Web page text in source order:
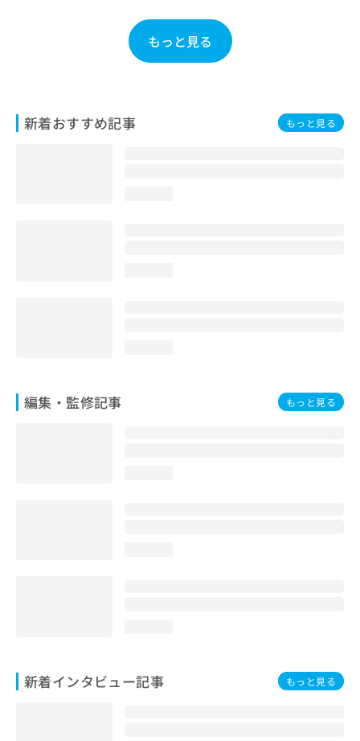
もっと見る
新着おすすめ記事 もっと見る
編集・監修記事 もっと見る
新着インタビュー記事 もっと見る
こ